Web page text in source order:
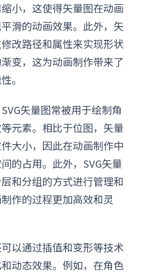
小，这使得矢量图在动画
滑的动画效果。此外，矢
改路径和属性来实现形状
变，这为动画制作带来了
。
SVG矢量图常被用于绘制角
元素。相比于位图，矢量
大小，因此在动画制作中
的占用。此外， SVG矢量
和分组的方式进行管理和
作的过程更加高效和灵
以通过插值和变形等技术
动态效果。例如，在角色